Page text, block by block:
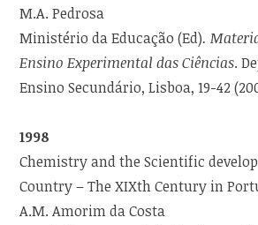
M.A. Pedrosa
Ministério da Educação (Ed).
Ensino Experimental das Ciências.
Ensino Secundário, Lisboa, 19-42
1998
Chemistry and the Scientific
Country – The XIXth Century in
A.M. Amorim da Costa